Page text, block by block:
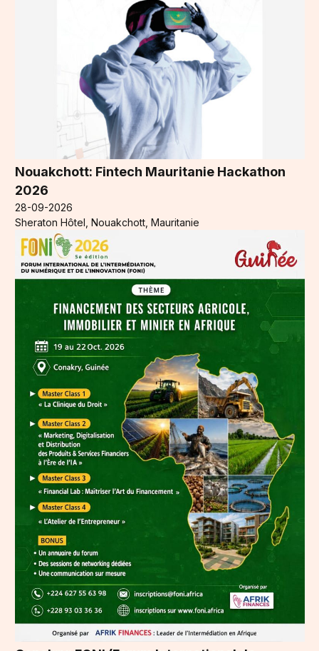
Nouakchott: Fintech Mauritanie Hackathon
2026
28-09-2026
Sheraton Hôtel, Nouakchott, Mauritanie